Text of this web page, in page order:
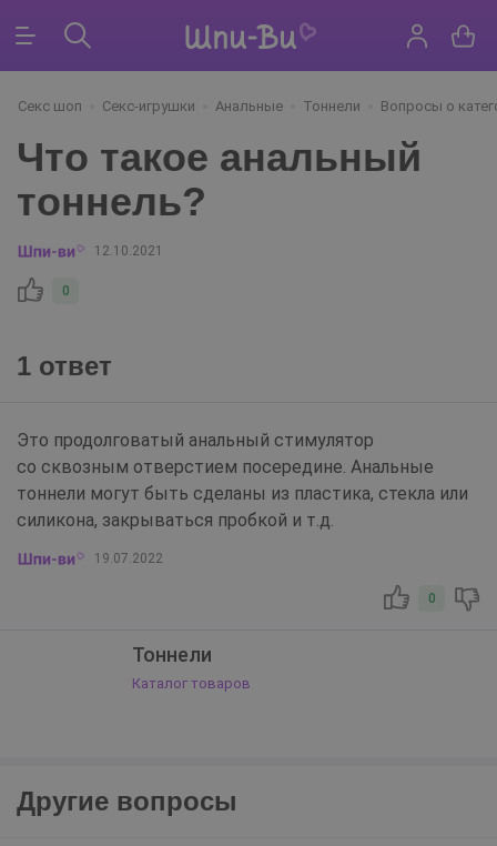
Тоннели
Каталог товаров
Другие вопросы
Секс шоп Секс-игрушки Анальные Тоннели Вопросы о
Что такое анальный
тоннель?
12.10.2021
0
1 ответ
Это продолговатый анальный стимулятор
со сквозным отверстием посередине. Анальные
тоннели могут быть сделаны из пластика, стекла или
силикона, закрываться пробкой и т.д.
19.07.2022
0